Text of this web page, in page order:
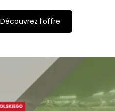
Découvrez l’offre